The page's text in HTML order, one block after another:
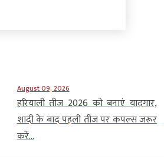
August 09, 2026
हरियाली तीज 2026 को बनाएं यादगार,
शादी के बाद पहली तीज पर कपल्स जरूर
करें...